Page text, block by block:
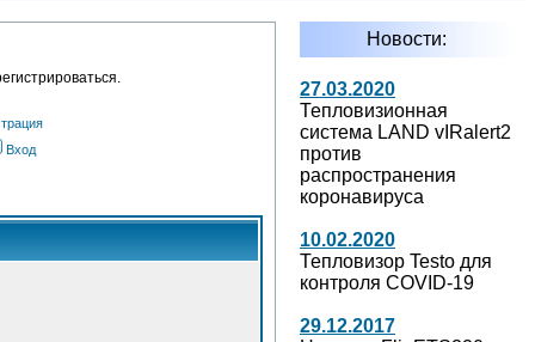
Вход
Новости:
27.03.2020
Тепловизионная
система LAND vIRalert2
против
распространения
коронавируса
10.02.2020
Тепловизор Testo для
контроля COVID-19
29.12.2017